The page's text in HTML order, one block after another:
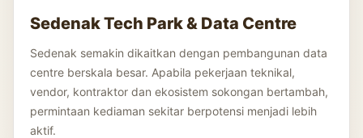
Sedenak Tech Park & Data Centre
Sedenak semakin dikaitkan dengan pembangunan data
centre berskala besar. Apabila pekerjaan teknikal,
vendor, kontraktor dan ekosistem sokongan bertambah,
permintaan kediaman sekitar berpotensi menjadi lebih
aktif.